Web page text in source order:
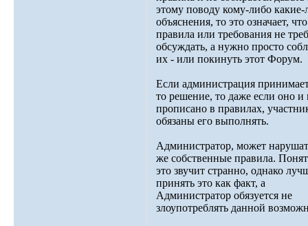
этому поводу кому-либо какие-
объяснения, то это означает,
правила или требования не
обсуждать, а нужно просто
их - или покинуть этот Форум.
Если администрация
то решение, то даже если оно и
прописано в правилах,
обязаны его выполнять.
Администратор, может
же собственные правила.
это звучит странно, однако
принять это как факт, а
Администратор обязуется не
злоупотреблять данной